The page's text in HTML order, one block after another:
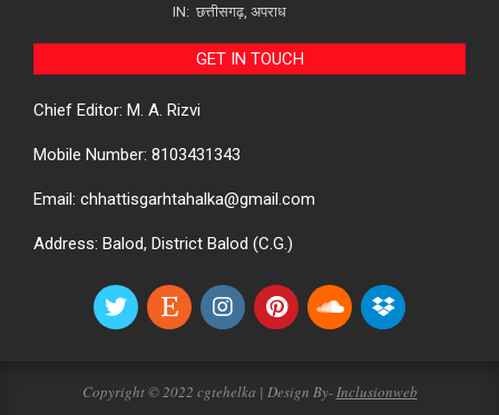
IN: छत्तीसगढ़ अपराध
GET IN TOUCH
Chief Editor: M. A. Rizvi
Mobile Number: 8103431343
Email: chhattisgarhtahalka@gmail.com
Address: Balod, District Balod (C.G.)
Copyright © 2022 cgtehelka | Design By-Inclusionweb